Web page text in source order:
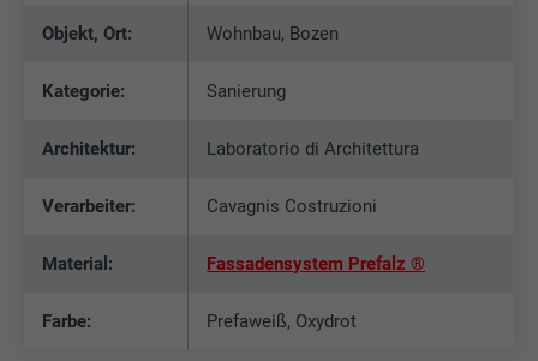
Objekt, Ort: Wohnbau, Bozen
Kategorie: Sanierung
Architektur: Laboratorio di Architettura
Verarbeiter: Cavagnis Costruzioni
Material: Fassadensystem Prefalz ®
Farbe: Prefaweiß, Oxydrot